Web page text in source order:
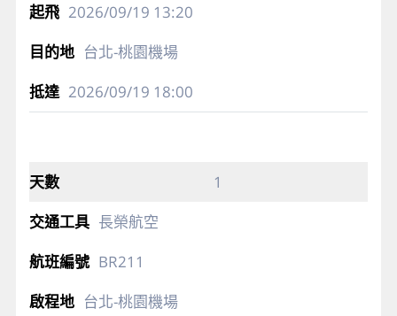
2026/09/19 13:20
台北-桃園機場
2026/09/19 18:00
1
長榮航空
BR211
台北-桃園機場